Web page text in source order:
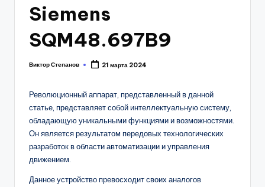
Siemens
SQM48.697B9
Posted
Виктор Степанов 21 марта 2024
Революционный аппарат, представленный в данной
статье, представляет собой интеллектуальную систему,
обладающую уникальными функциями и возможностями.
Он является результатом передовых технологических
разработок в области автоматизации и управления
движением.
Данное устройство превосходит своих аналогов